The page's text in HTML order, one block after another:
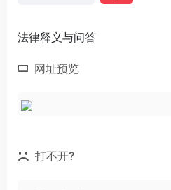
法律释义与问答
网址预览
打不开?